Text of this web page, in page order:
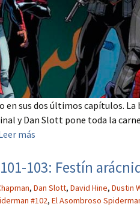
en sus dos últimos capítulos.
y Dan Slott pone toda la carne
más
103: Festín
, Dan Slott, David Hine, Dustin
#102, El Asombroso